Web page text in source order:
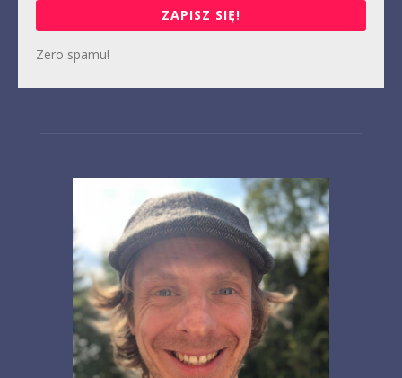
ZAPISZ SIĘ!
Zero spamu!